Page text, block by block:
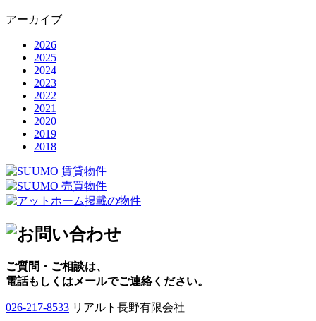
アーカイブ
2026
2025
2024
2023
2022
2021
2020
2019
2018
ご質問・ご相談は、
電話もしくはメールでご連絡ください。
026-217-8533 リアルト長野有限会社